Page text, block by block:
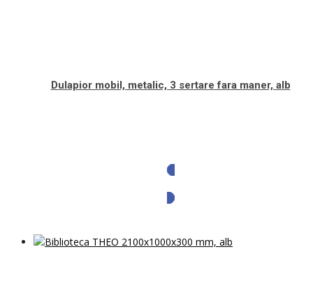
Dulapior mobil, metalic, 3 sertare fara maner, alb